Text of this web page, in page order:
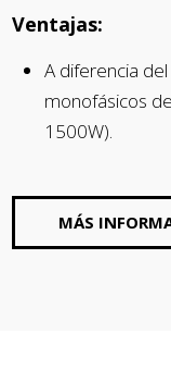
Ventajas:
A diferencia
monofásicos
1500W).
MÁS